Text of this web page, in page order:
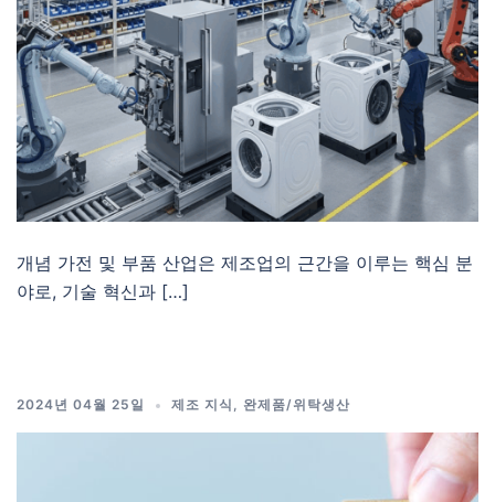
개념 가전 및 부품 산업은 제조업의 근간을 이루는 핵심 분
야로, 기술 혁신과 […]
2024년 04월 25일 제조 지식 , 완제품/위탁생산